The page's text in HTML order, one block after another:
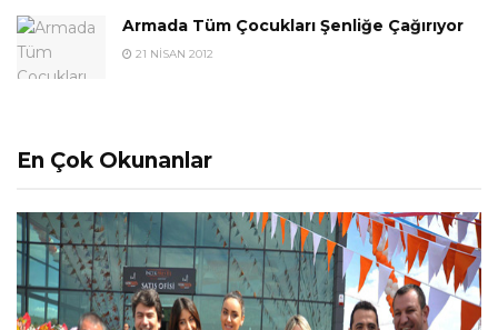
Armada Tüm Çocukları Şenliğe Çağırıyor
21 NISAN 2012
En Çok Okunanlar